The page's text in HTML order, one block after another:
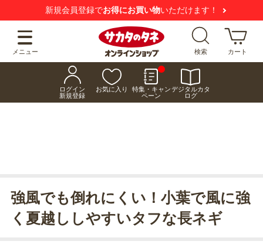
新規会員登録でお得にお買い物いただけます！
メニュー 検索 カート
ログイン
新規登録
お気に入り
特集・キャン
ペーン
デジタルカタ
ログ
強風でも倒れにくい！小葉で風に強
く夏越ししやすいタフな長ネギ